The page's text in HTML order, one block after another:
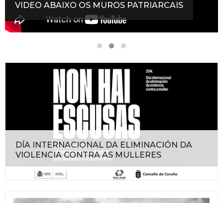
VIDEO ABAIXO OS MUROS PATRIARCAIS
DÍA INTERNACIONAL DA ELIMINACIÓN DA
VIOLENCIA CONTRA AS MULLERES